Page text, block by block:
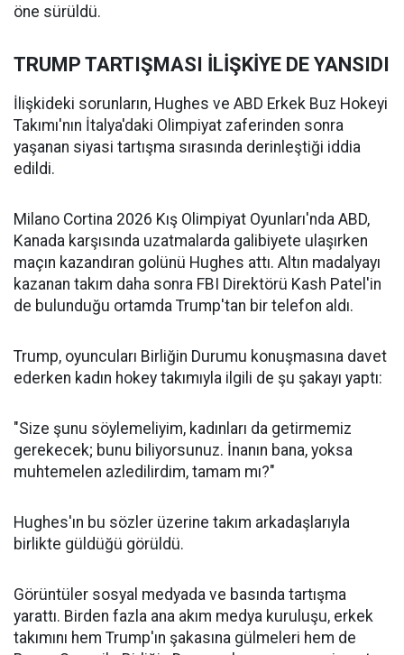
öne sürüldü.
TRUMP TARTIŞMASI İLİŞKİYE DE YANSIDI
İlişkideki sorunların, Hughes ve ABD Erkek Buz Hokeyi
Takımı'nın İtalya'daki Olimpiyat zaferinden sonra
yaşanan siyasi tartışma sırasında derinleştiği iddia
edildi.
Milano Cortina 2026 Kış Olimpiyat Oyunları'nda ABD,
Kanada karşısında uzatmalarda galibiyete ulaşırken
maçın kazandıran golünü Hughes attı. Altın madalyayı
kazanan takım daha sonra FBI Direktörü Kash Patel'in
de bulunduğu ortamda Trump'tan bir telefon aldı.
Trump, oyuncuları Birliğin Durumu konuşmasına davet
ederken kadın hokey takımıyla ilgili de şu şakayı yaptı:
"Size şunu söylemeliyim, kadınları da getirmemiz
gerekecek; bunu biliyorsunuz. İnanın bana, yoksa
muhtemelen azledilirdim, tamam mı?"
Hughes'ın bu sözler üzerine takım arkadaşlarıyla
birlikte güldüğü görüldü.
Görüntüler sosyal medyada ve basında tartışma
yarattı. Birden fazla ana akım medya kuruluşu, erkek
takımını hem Trump'ın şakasına gülmeleri hem de